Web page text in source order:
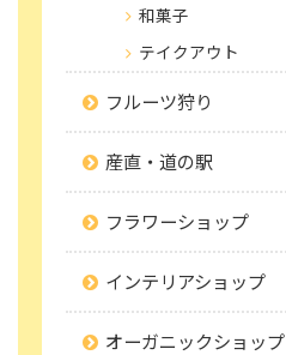
和菓子
テイクアウト
フルーツ狩り
産直・道の駅
フラワーショップ
インテリアショップ
オーガニックショップ